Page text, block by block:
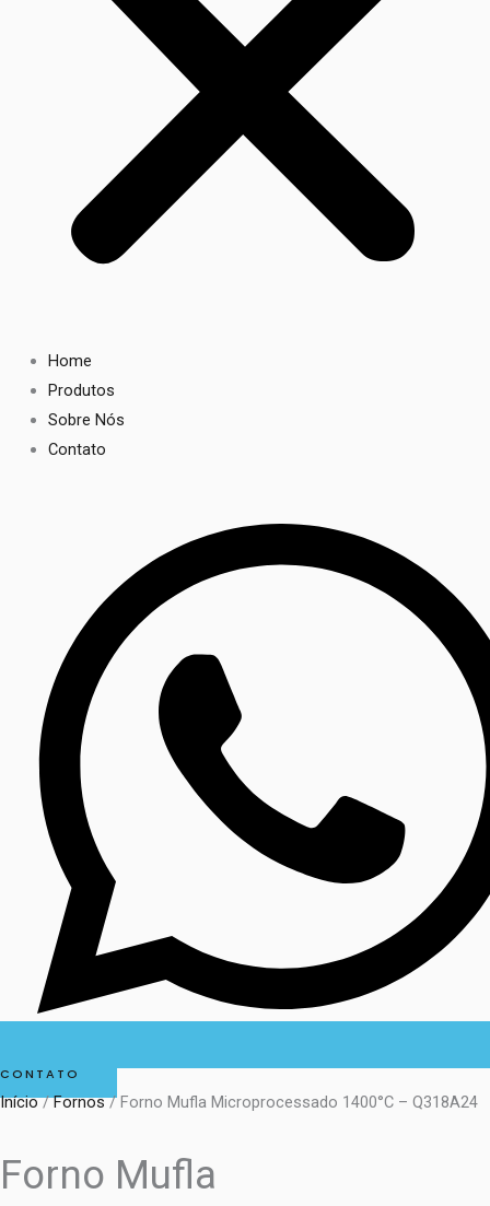
Home
Produtos
Sobre Nós
Contato
CONTATO
Início/Fornos/ Forno Mufla Microprocessado 1400°C – Q318A24
Forno Mufla